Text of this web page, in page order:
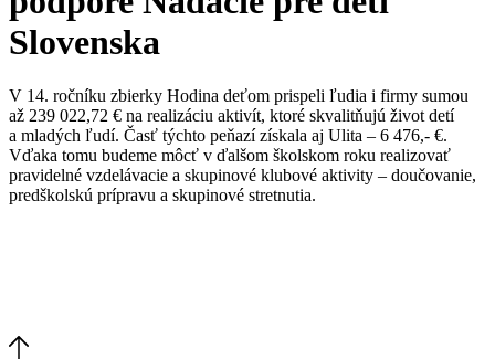
Slovenska
V 14. ročníku zbierky Hodina deťom prispeli ľudia i firmy sumou
až 239 022,72 € na realizáciu aktivít, ktoré skvalitňujú život detí
a mladých ľudí. Časť týchto peňazí získala aj Ulita – 6 476,- €.
Vďaka tomu budeme môcť v ďalšom školskom roku realizovať
pravidelné vzdelávacie a skupinové klubové aktivity – doučovanie,
predškolskú prípravu a skupinové stretnutia.